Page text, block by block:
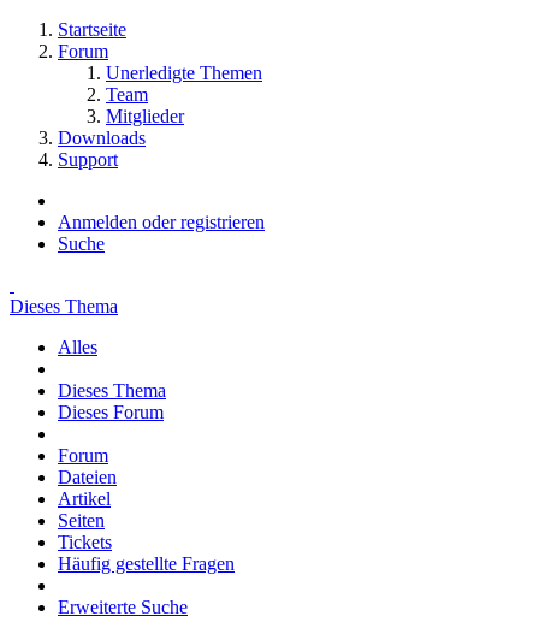
Startseite
Forum
Unerledigte Themen
Team
Mitglieder
Downloads
Support
Anmelden oder registrieren
Suche
Dieses Thema
Alles
Dieses Thema
Dieses Forum
Forum
Dateien
Artikel
Seiten
Tickets
Häufig gestellte Fragen
Erweiterte Suche